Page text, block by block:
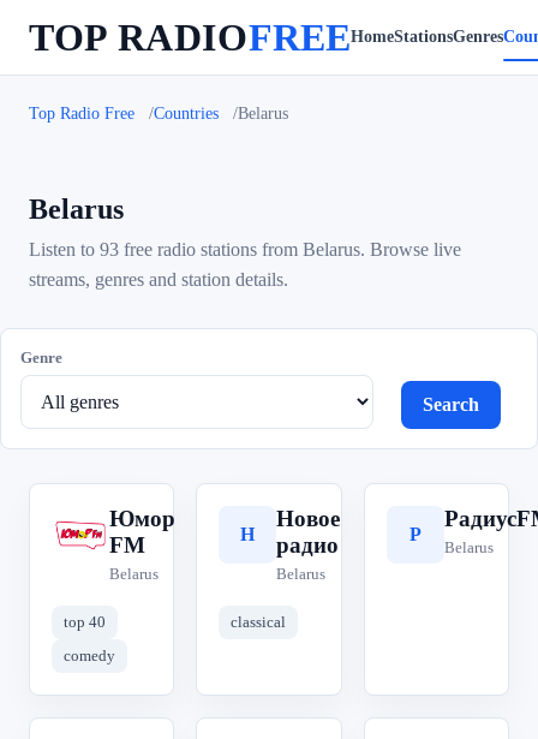
TOP RADIOFREEHomeStationsGenres
Top Radio Free Countries Belarus
Belarus
Listen to 93 free radio stations from Belarus. Browse live
streams, genres and station details.
Genre
Search
Ю
Юмор
FM
Belarus
top 40
comedy
Н
Новое
радио
Belarus
classical
Р
Belarus